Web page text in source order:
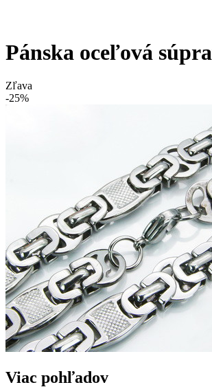
Pánska oceľová
Zľava
-25%
Viac pohľadov